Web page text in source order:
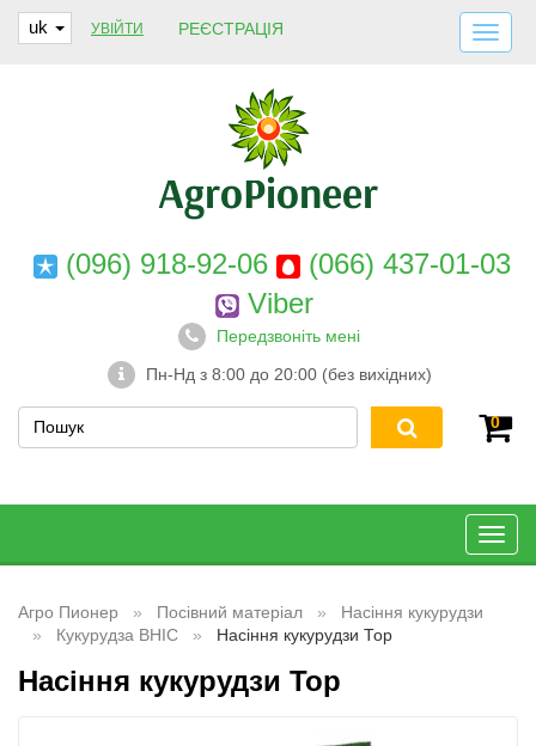
uk УВІЙТИ РЕЄСТРАЦІЯ
ДОСТАВКА І ОПЛАТА
ПРО НАС
ГАРАНТІЇ
КОНТАКТИ
(096) 918-92-06
(066) 437-01-03
Viber
Передзвоніть мені
Пн-Нд з 8:00 до 20:00 (без вихідних)
0
Агро Пионер Посівний матеріал
Насіння кукурудзи
Кукурудза ВНІС
Насіння кукурудзи Тор
Насіння кукурудзи Тор